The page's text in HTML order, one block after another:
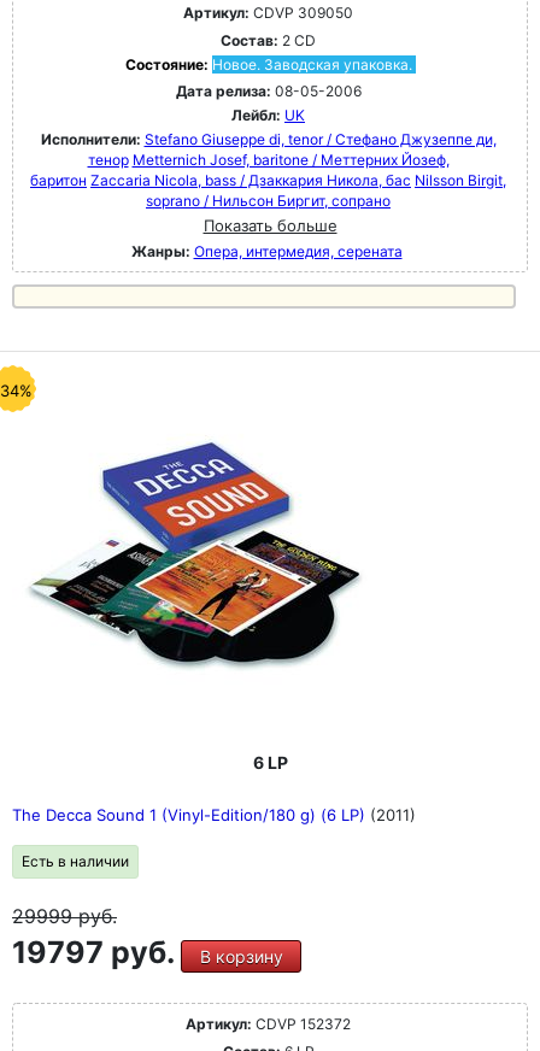
Артикул: CDVP 309050
Состав: 2 CD
Состояние: Новое. Заводская упаковка.
Дата релиза: 08-05-2006
Лейбл: UK
Исполнители: Stefano Giuseppe di, tenor / Стефано Джузеппе ди,
тенор Metternich Josef, baritone / Меттерних Йозеф,
баритон Zaccaria Nicola, bass / Дзаккария Никола, бас Nilsson Birgit,
soprano / Нильсон Биргит, сопрано
Показать больше
Жанры: Опера, интермедия, серената
6 LP
The Decca Sound 1 (Vinyl-Edition/180 g) (6 LP) (2011)
Есть в наличии
29999руб.
19797 руб. В корзину
Артикул: CDVP 152372